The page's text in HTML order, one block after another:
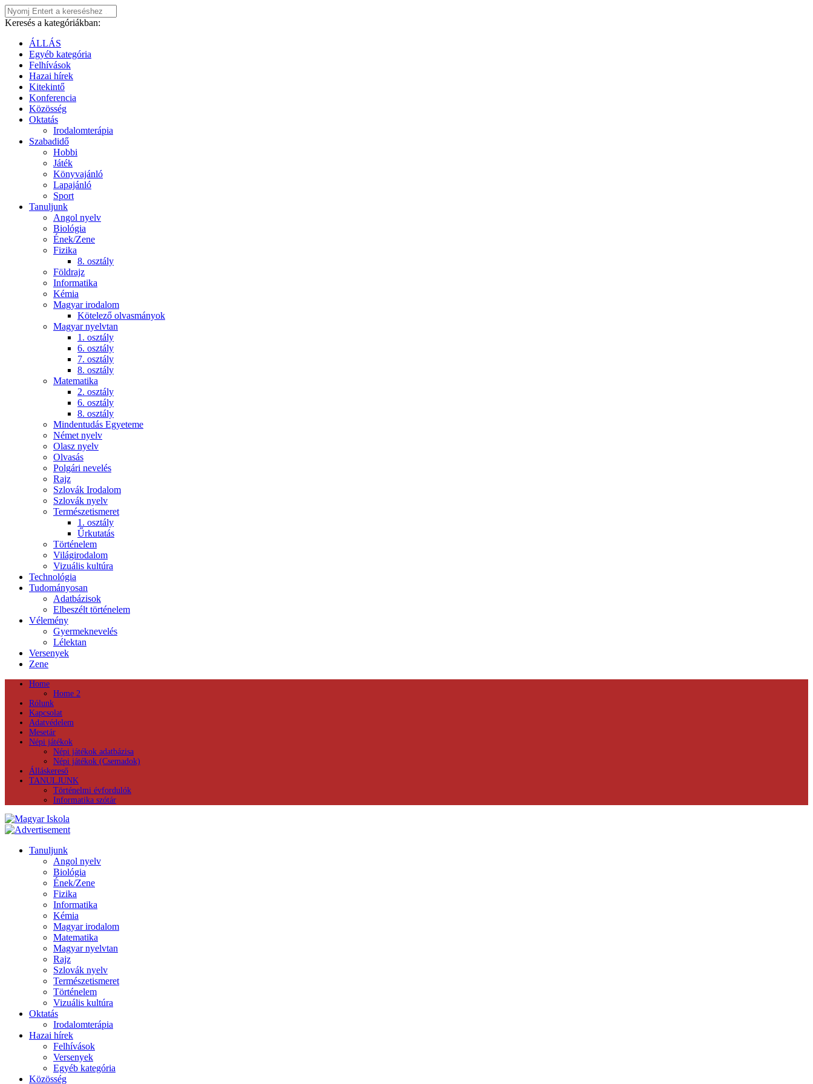
Keresés a kategóriákban:
ÁLLÁS
Egyéb kategória
Felhívások
Hazai hírek
Kitekintő
Konferencia
Közösség
Oktatás
Irodalomterápia
Szabadidő
Hobbi
Játék
Könyvajánló
Lapajánló
Sport
Tanuljunk
Angol nyelv
Biológia
Ének/Zene
Fizika
8. osztály
Földrajz
Informatika
Kémia
Magyar irodalom
Kötelező olvasmányok
Magyar nyelvtan
1. osztály
6. osztály
7. osztály
8. osztály
Matematika
2. osztály
6. osztály
8. osztály
Mindentudás Egyeteme
Német nyelv
Olasz nyelv
Olvasás
Polgári nevelés
Rajz
Szlovák Irodalom
Szlovák nyelv
Természetismeret
1. osztály
Űrkutatás
Történelem
Világirodalom
Vizuális kultúra
Technológia
Tudományosan
Adatbázisok
Elbeszélt történelem
Vélemény
Gyermeknevelés
Lélektan
Versenyek
Zene
Home
Home 2
Rólunk
Kapcsolat
Adatvédelem
Mesetár
Népi játékok
Népi játékok adatbázisa
Népi játékok (Csemadok)
Álláskereső
TANULJUNK
Történelmi évfordulók
Informatika szótár
Tanuljunk
Angol nyelv
Biológia
Ének/Zene
Fizika
Informatika
Kémia
Magyar irodalom
Matematika
Magyar nyelvtan
Rajz
Szlovák nyelv
Természetismeret
Történelem
Vizuális kultúra
Oktatás
Irodalomterápia
Hazai hírek
Felhívások
Versenyek
Egyéb kategória
Közösség